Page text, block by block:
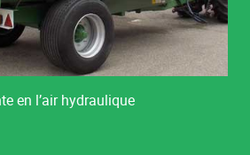
en l’air hydraulique